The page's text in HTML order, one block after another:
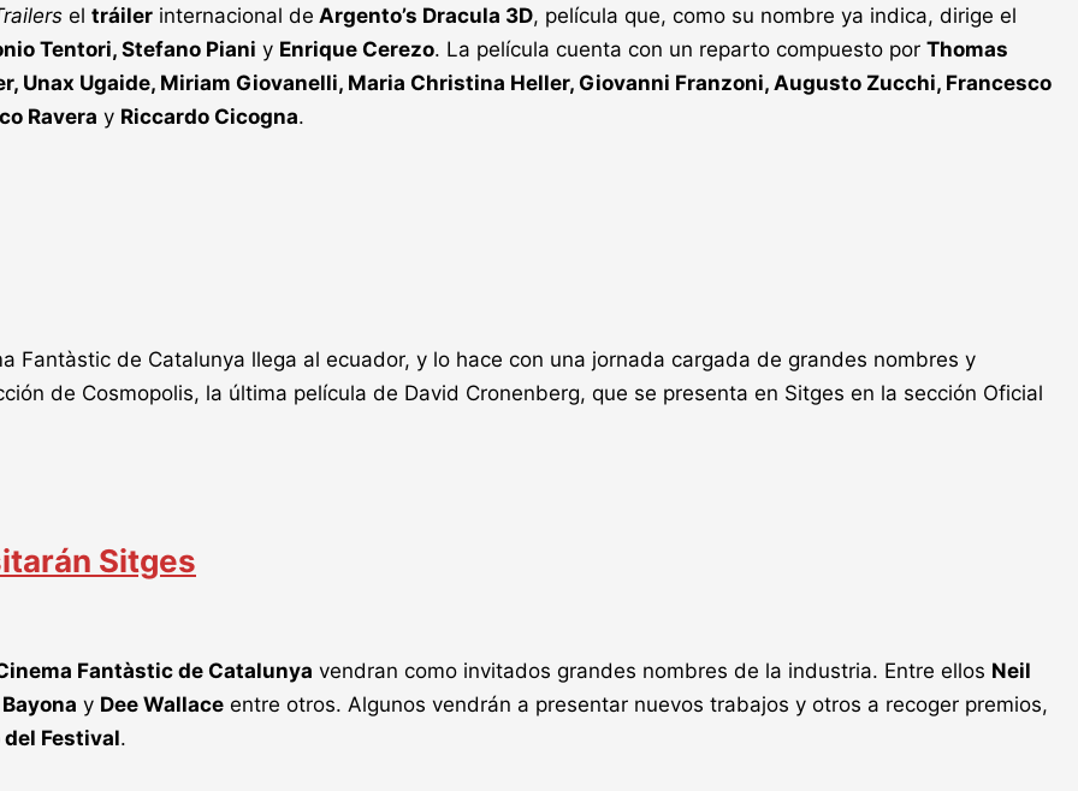
el tráiler internacional de Argento’s Dracula 3D, película que, como su nombre ya indica, dirige el
Tentori, Stefano Piani y Enrique Cerezo. La película cuenta con un reparto compuesto por Thomas
Unax Ugaide, Miriam Giovanelli, Maria Christina Heller, Giovanni Franzoni, Augusto Zucchi, Francesco
Ravera y Riccardo Cicogna.
Fantàstic de Catalunya llega al ecuador, y lo hace con una jornada cargada de grandes nombres y
de Cosmopolis, la última película de David Cronenberg, que se presenta en Sitges en la sección Oficial
Sitges
Fantàstic de Catalunya vendran como invitados grandes nombres de la industria. Entre ellos Neil
y Dee Wallace entre otros. Algunos vendrán a presentar nuevos trabajos y otros a recoger premios,
Festival.